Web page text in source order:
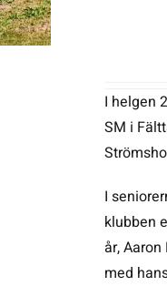
I helgen
SM i
I
klubben
år,
med